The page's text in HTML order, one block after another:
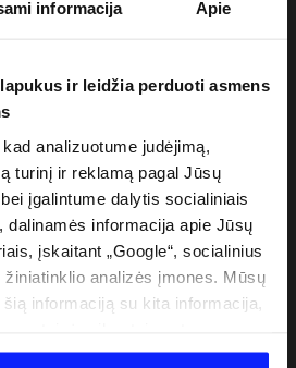
informacija Apie
ir leidžia perduoti asmens
analizuotume judėjimą,
turinį ir reklamą pagal Jūsų
įgalintume dalytis socialiniais
informacija apie Jūsų
įskaitant „Google“, socialinius
analizės įmones. Mūsų
informaciją su kita informacija,
gauna, kai naudojatės jų